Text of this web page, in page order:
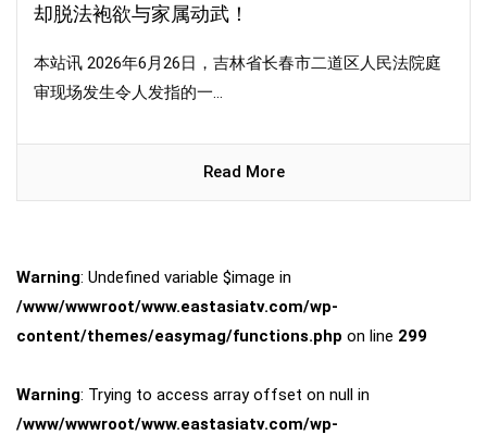
却脱法袍欲与家属动武！
本站讯 2026年6月26日，吉林省长春市二道区人民法院庭
审现场发生令人发指的一...
Read More
Warning: Undefined variable $image in
/www/wwwroot/www.eastasiatv.com/wp-
content/themes/easymag/functions.php on line 299
Warning: Trying to access array offset on null in
/www/wwwroot/www.eastasiatv.com/wp-